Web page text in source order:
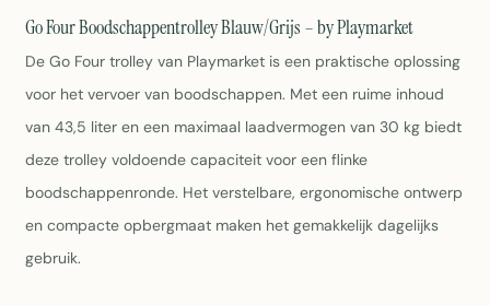
Go Four Boodschappentrolley Blauw/Grijs – by Playmarket
De Go Four trolley van Playmarket is een praktische oplossing
voor het vervoer van boodschappen. Met een ruime inhoud
van 43,5 liter en een maximaal laadvermogen van 30 kg biedt
deze trolley voldoende capaciteit voor een flinke
boodschappenronde. Het verstelbare, ergonomische ontwerp
en compacte opbergmaat maken het gemakkelijk dagelijks
gebruik.